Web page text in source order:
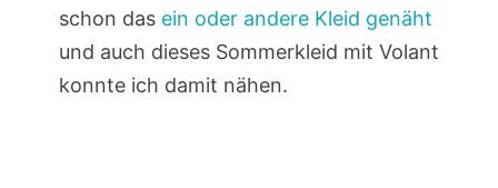
schon dasein oder andere Kleid genäht
und auch dieses Sommerkleid mit Volant
konnte ich damit nähen.